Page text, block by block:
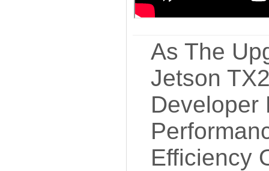
As The
Jetson
Developer
Efficiency